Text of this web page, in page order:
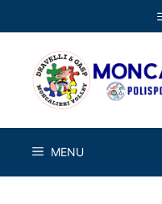
al
contenuto
MENU